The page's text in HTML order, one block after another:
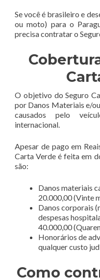
Se você é brasileiro e
ou moto) para o
precisa contratar o
O objetivo do Seguro
por Danos Materiais e/
causados pelo
internacional.
Apesar de pago em
Carta Verde é feita em
são:
Danos materiais
20.000,00 (Vinte
Danos corporais
despesas
40.000,00
Honorários de
qualquer custo
Como